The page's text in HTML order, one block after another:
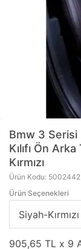
Bmw 3
Kılıfı Ön
Kırmızı
Ürün Kodu:
Ürün Seçenekleri
905,65 TL x 9